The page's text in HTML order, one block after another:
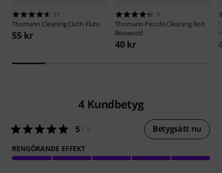
21
Thomann Cleaning Cloth Flute
55 kr
3
Thomann Piccolo Cleaning Rod
Boxwood
40 kr
4 Kundbetyg
5/ 5 Betygsätt nu
RENGÖRANDE EFFEKT